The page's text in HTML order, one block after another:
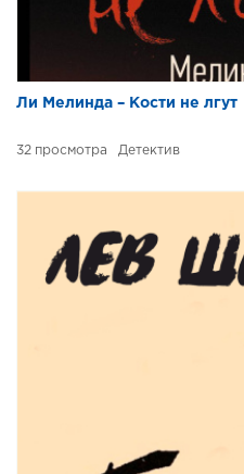
Ли Мелинда – Кости не лгут
32 Детектив